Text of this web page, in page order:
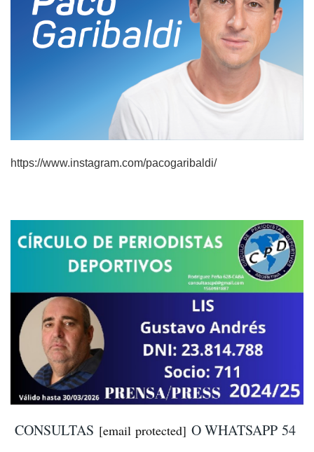
https://www.instagram.com/pacogaribaldi/
CONSULTAS [email protected] O WHATSAPP 54